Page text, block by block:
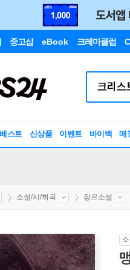
중고샵 eBook 크레마클럽
베스트 신상품 이벤트 바이백 매
소설/시/희곡 장르소설